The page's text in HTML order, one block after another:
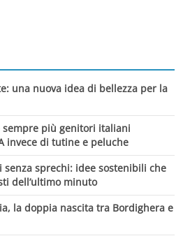
una nuova idea di bellezza per la
sempre più genitori italiani
invece di tutine e peluche
senza sprechi: idee sostenibili che
dell’ultimo minuto
la doppia nascita tra Bordighera e